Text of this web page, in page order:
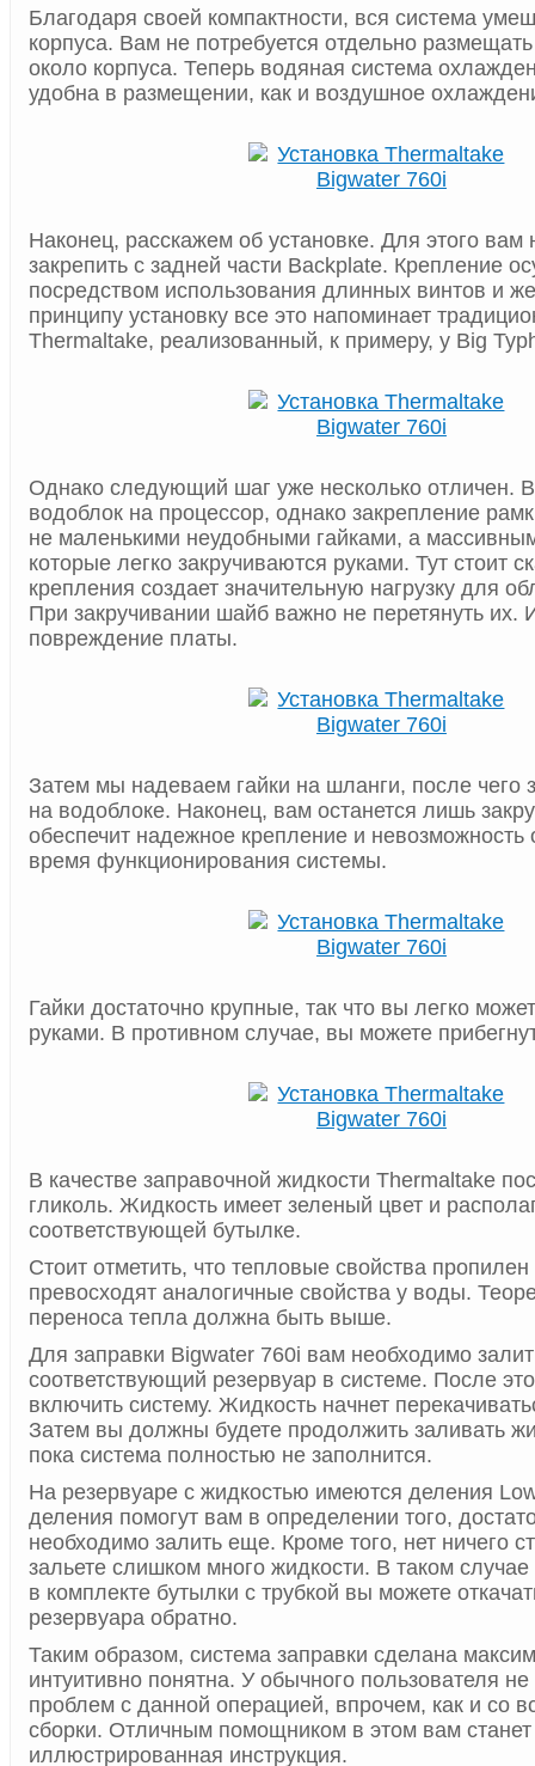
Благодаря своей компактности, вся система
корпуса. Вам не потребуется отдельно
около корпуса. Теперь водяная система
удобна в размещении, как и воздушное
Наконец, расскажем об установке. Для этого вам
закрепить с задней части Backplate. Крепление
посредством использования длинных винтов и
принципу установку все это напоминает
Thermaltake, реализованный, к примеру, у Big
Однако следующий шаг уже несколько отличен.
водоблок на процессор, однако закрепление
не маленькими неудобными гайками, а
которые легко закручиваются руками. Тут стоит
крепления создает значительную нагрузку для
При закручивании шайб важно не перетянуть их.
повреждение платы.
Затем мы надеваем гайки на шланги, после чего
на водоблоке. Наконец, вам останется лишь
обеспечит надежное крепление и невозможность
время функционирования системы.
Гайки достаточно крупные, так что вы легко
руками. В противном случае, вы можете
В качестве заправочной жидкости Thermaltake
гликоль. Жидкость имеет зеленый цвет и
соответствующей бутылке.
Стоит отметить, что тепловые свойства пропилен
превосходят аналогичные свойства у воды.
переноса тепла должна быть выше.
Для заправки Bigwater 760i вам необходимо
соответствующий резервуар в системе. После
включить систему. Жидкость начнет
Затем вы должны будете продолжить заливать
пока система полностью не заполнится.
На резервуаре с жидкостью имеются деления
деления помогут вам в определении того,
необходимо залить еще. Кроме того, нет ничего
зальете слишком много жидкости. В таком
в комплекте бутылки с трубкой вы можете
резервуара обратно.
Таким образом, система заправки сделана
интуитивно понятна. У обычного пользователя
проблем с данной операцией, впрочем, как и со
сборки. Отличным помощником в этом вам
иллюстрированная инструкция.